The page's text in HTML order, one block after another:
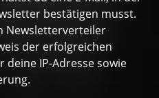
bestätigen musst.
Newsletterverteiler
der erfolgreichen
deine IP-Adresse sowie